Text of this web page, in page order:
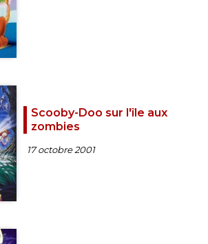
Scooby-Doo sur l'île aux
zombies
17 octobre 2001